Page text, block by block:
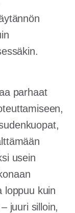
parhaat
usein
loppuu kuin
juuri silloin,